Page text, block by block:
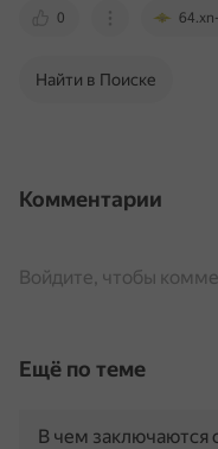
0
Найти в Поиске
Комментарии
Войдите, чтобы
Ещё по теме
В чем заключаются